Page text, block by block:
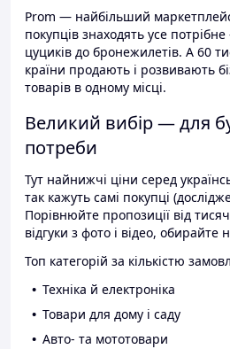
Prom — найбільший
покупців знаходять усе
цуциків до бронежилетів. А 60
країни продають і розвивають
товарів в одному місці.
Великий вибір — для
потреби
Тут найнижчі ціни серед
так кажуть самі покупці
Порівнюйте пропозиції від
відгуки з фото і відео, обирайте
Топ категорій за кількістю
Техніка й електроніка
Товари для дому і саду
Авто- та мототовари